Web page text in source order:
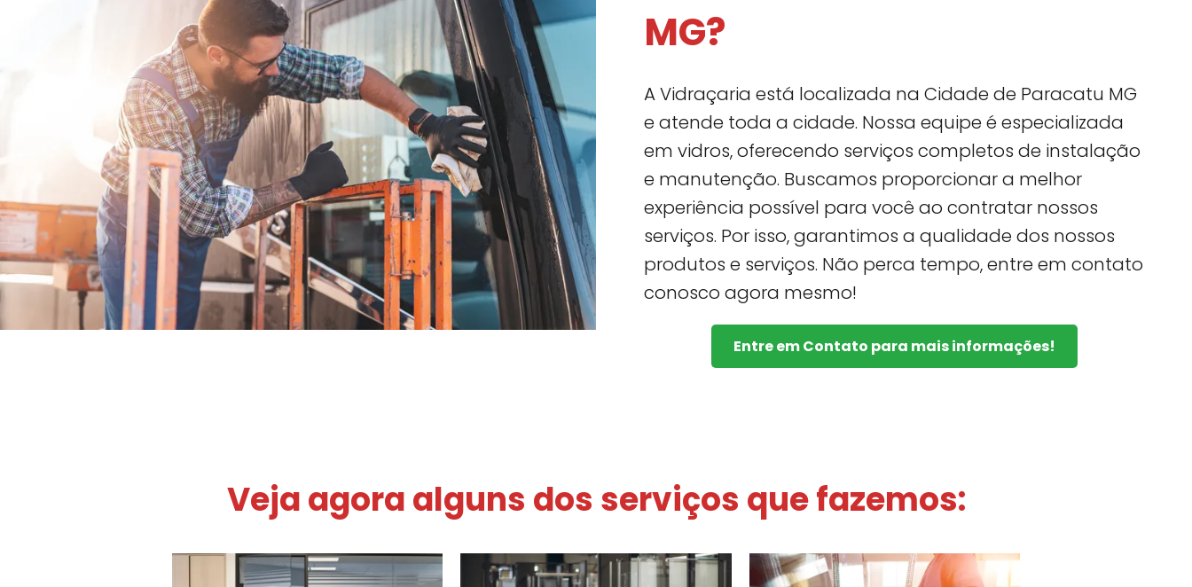
MG​?
A Vidraçaria está localizada na Cidade de Paracatu MG
e atende toda a cidade. Nossa equipe é especializada
em vidros, oferecendo serviços completos de instalação
e manutenção. Buscamos proporcionar a melhor
experiência possível para você ao contratar nossos
serviços. Por isso, garantimos a qualidade dos nossos
produtos e serviços. Não perca tempo, entre em contato
conosco agora mesmo!
Entre em Contato para mais informações!
Veja agora alguns dos serviços que fazemos: